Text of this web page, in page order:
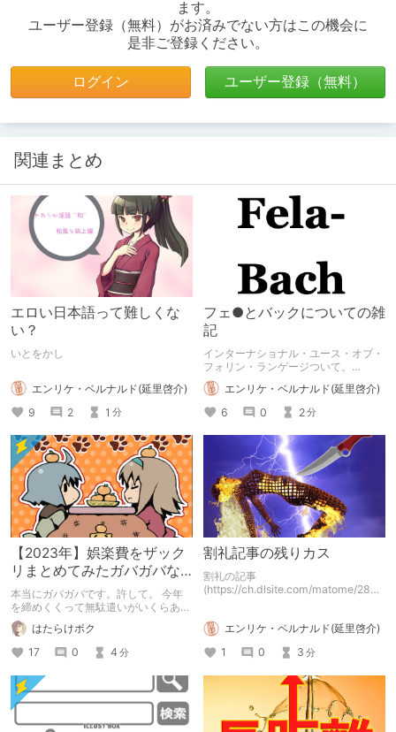
ます。
ユーザー登録（無料）がお済みでない方はこの機会に
是非ご登録ください。
ログイン ユーザー登録（無料）
関連まとめ
エロい日本語って難しくな
い？
いとをかし
エンリケ・ベルナルド(延里啓介)
9
2 1 分
フェ●とバックについての雑
記
インターナショナル・ユース・オブ・
フォリン・ランゲージついて。
2022.8.8: 一部の作品アイテムをリン
クアイテムに差し替え
エンリケ・ベルナルド(延里啓介)
6
0 2分
【2023年】娯楽費をザック
リまとめてみたガバガバな
記事【Advent Calendar】
本当にガバガバです。許して。 今年
を締めくくって無駄遣いがいくらあっ
たのかを記事にしてみます。 ※うらう
なぎさんが開催してくれた「DLチャ
ンネル Advent Calendar 2023」に参
加している記事です。
はたらけボク
17
0 4 分
割礼記事の残りカス
割礼の記事
(https://ch.dlsite.com/matome/2888
ん」と思って削った残りカスです。
エンリケ・ベルナルド(延里啓介)
1
0 3 分